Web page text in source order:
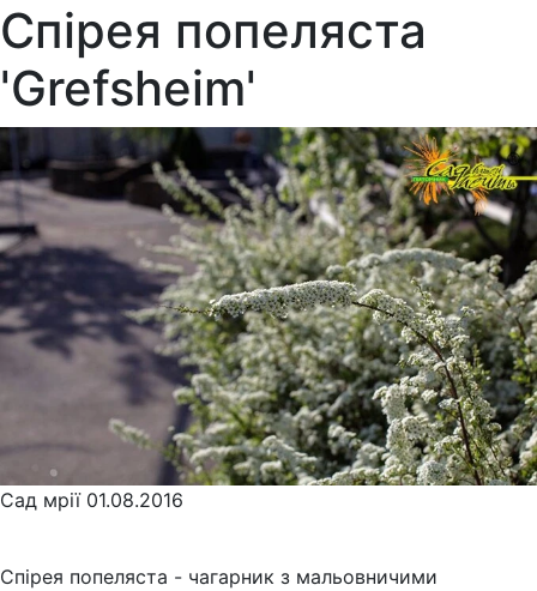
Спірея попеляста
'Grefsheim'
Сад мрії 01.08.2016
Спірея попеляста - чагарник з мальовничими